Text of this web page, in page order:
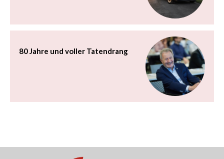
80 Jahre und voller Tatendrang